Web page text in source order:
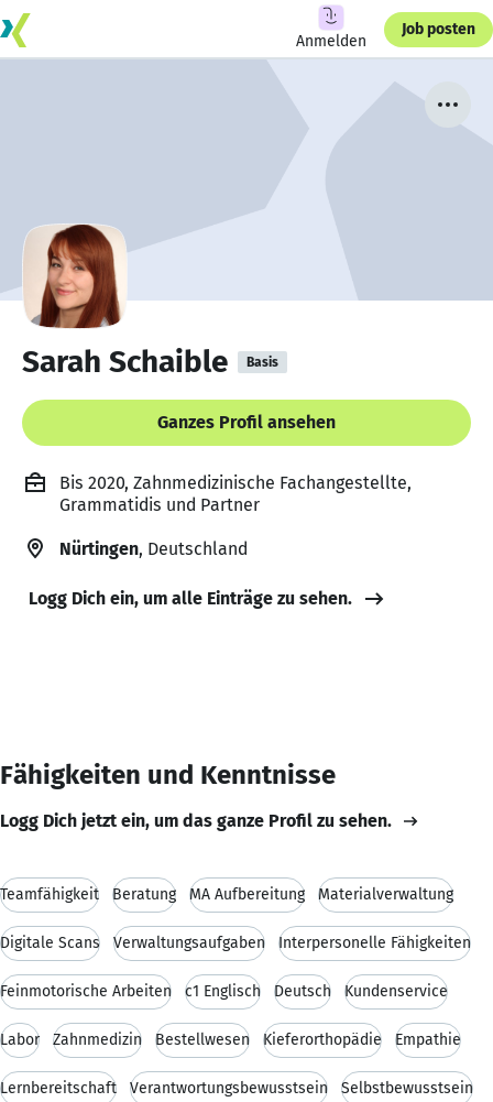
Anmelden
Job posten
Sarah Schaible Basis
Ganzes Profil ansehen
Bis 2020, Zahnmedizinische Fachangestellte,
Grammatidis und Partner
Nürtingen, Deutschland
Logg Dich ein, um alle Einträge zu sehen.
Fähigkeiten und Kenntnisse
Logg Dich jetzt ein, um das ganze Profil zu sehen.
Teamfähigkeit Beratung MA Aufbereitung Materialverwaltung
Digitale Scans Verwaltungsaufgaben Interpersonelle Fähigkeiten
Feinmotorische Arbeiten c1 Englisch Deutsch Kundenservice
Labor Zahnmedizin Bestellwesen Kieferorthopädie Empathie
Lernbereitschaft Verantwortungsbewusstsein Selbstbewusstsein